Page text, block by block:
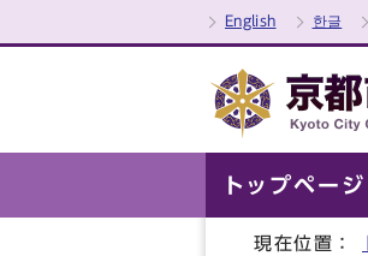
English 한글
トップページ
現在位置：